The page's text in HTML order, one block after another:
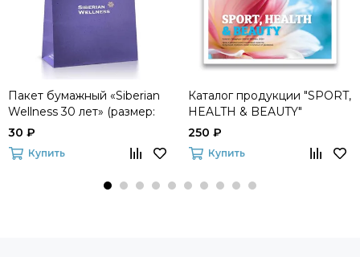
Пакет бумажный «Siberian
Wellness 30 лет» (размер:
22х26х10 см)
30 ₽
Купить
Каталог продукции "SPORT,
HEALTH & BEAUTY"
250 ₽
Купить